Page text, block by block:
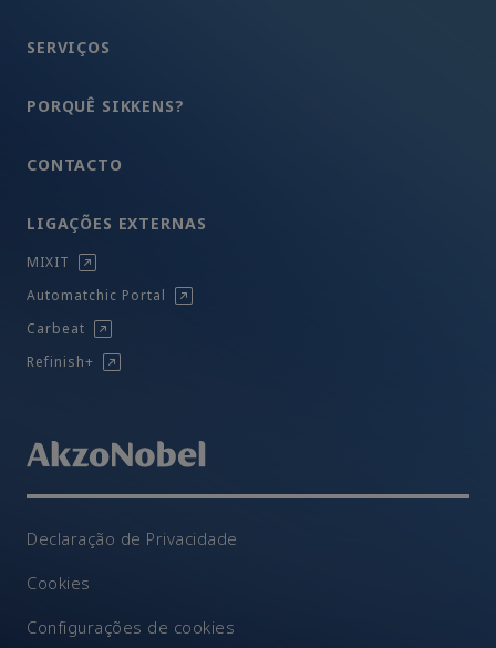
SERVIÇOS
PORQUÊ SIKKENS?
CONTACTO
LIGAÇÕES EXTERNAS
MIXIT
Automatchic Portal
Carbeat
Refinish+
Declaração de Privacidade
Cookies
Configurações de cookies